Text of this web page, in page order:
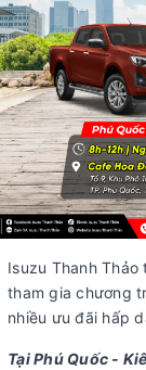
Isuzu Thanh
tham gia chương
nhiều ưu đãi hấp
Tại Phú Quốc -